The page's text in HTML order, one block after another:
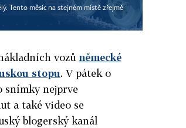
Tento měsíc na stejném místě zřejmě
vozů německé
stopu. V pátek o
snímky nejprve
a také video se
blogerský kanál